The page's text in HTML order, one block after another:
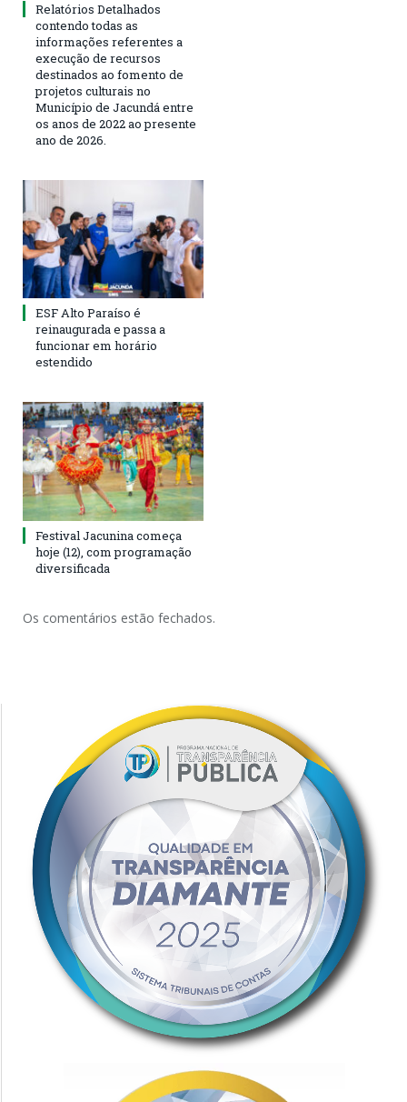
Relatórios Detalhados
contendo todas as
informações referentes a
execução de recursos
destinados ao fomento de
projetos culturais no
Município de Jacundá entre
os anos de 2022 ao presente
ano de 2026.
ESF Alto Paraíso é
reinaugurada e passa a
funcionar em horário
estendido
Festival Jacunina começa
hoje (12), com programação
diversificada
Os comentários estão fechados.